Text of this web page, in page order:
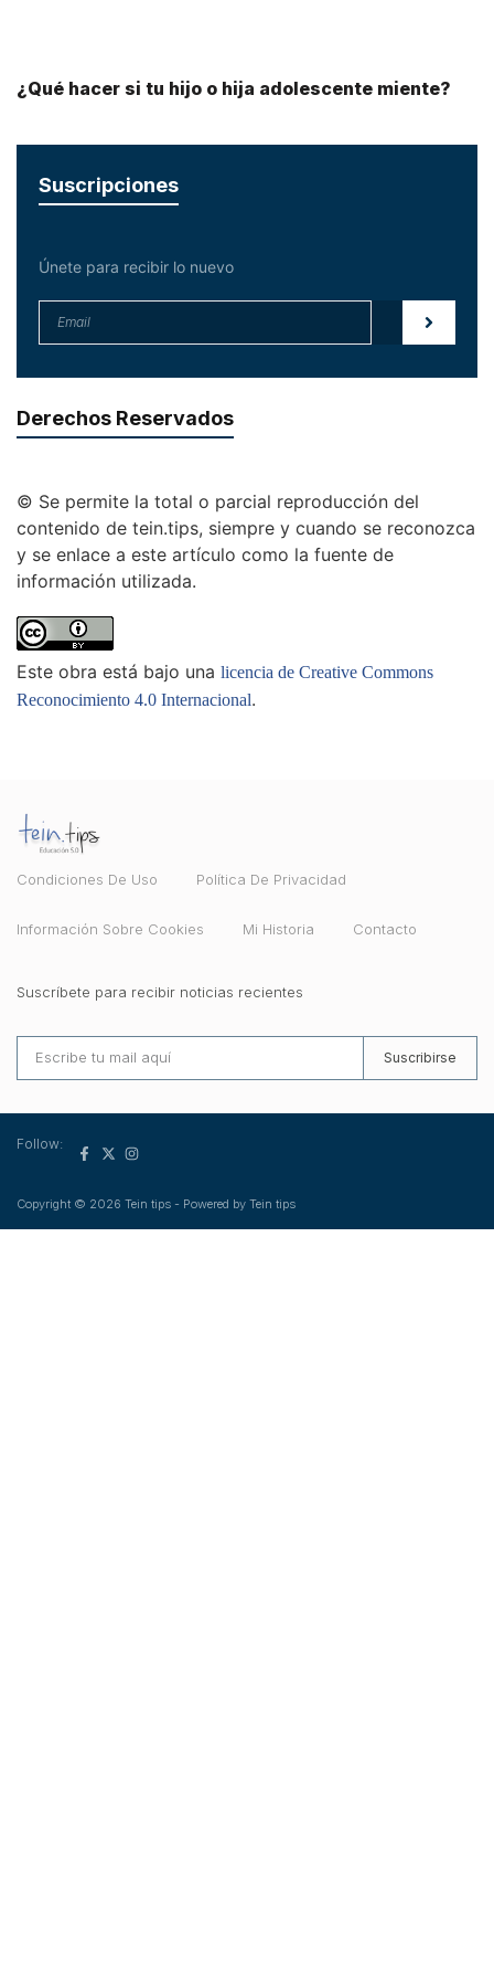
¿Qué hacer si tu hijo o hija adolescente miente?
Suscripciones
Únete para recibir lo nuevo
Derechos Reservados
© Se permite la total o parcial reproducción del
contenido de tein.tips, siempre y cuando se reconozca
y se enlace a este artículo como la fuente de
información utilizada.
Este obra está bajo una licencia de Creative Commons
Reconocimiento 4.0 Internacional.
Condiciones De Uso Política De Privacidad
Información Sobre Cookies Mi Historia Contacto
Suscríbete para recibir noticias recientes
Suscribirse
Copyright © 2026 Tein tips - Powered by Tein tips
Follow: